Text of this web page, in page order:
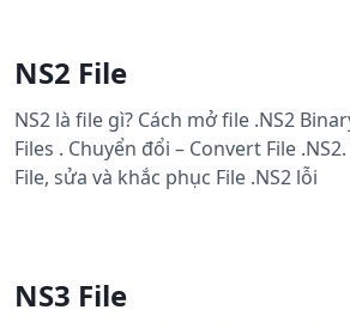
NS2 File
NS2 là file gì? Cách mở file .NS2
Files . Chuyển đổi – Convert File
File, sửa và khắc phục File .NS2 lỗi
NS3 File